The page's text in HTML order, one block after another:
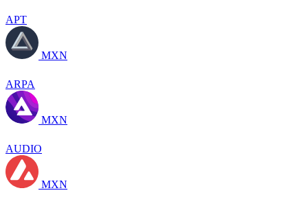
APT
MXN
ARPA
MXN
AUDIO
MXN